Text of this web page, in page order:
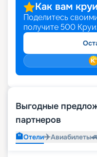
Как вам
Поделитесь
получите 500
Выгодные
партнеров
🏨Отели✈️Авиабилеты